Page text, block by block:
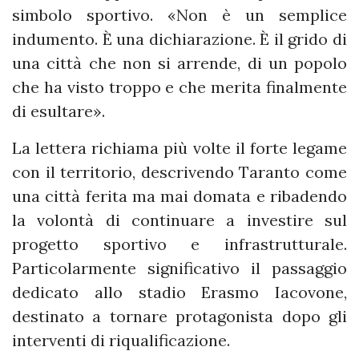
simbolo sportivo. «Non è un semplice
indumento. È una dichiarazione. È il grido di
una città che non si arrende, di un popolo
che ha visto troppo e che merita finalmente
di esultare».
La lettera richiama più volte il forte legame
con il territorio, descrivendo Taranto come
una città ferita ma mai domata e ribadendo
la volontà di continuare a investire sul
progetto sportivo e infrastrutturale.
Particolarmente significativo il passaggio
dedicato allo stadio Erasmo Iacovone,
destinato a tornare protagonista dopo gli
interventi di riqualificazione.